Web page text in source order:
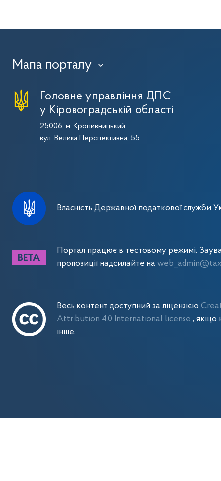
Мапа порталу ›
Головне управління ДПС
у Кіровоградській області
25006, м. Кропивницький,
вул. Велика Перспективна, 55
Власність Державної податкової служби
Портал працює в тестовому режимі.
пропозиції надсилайте на
Весь контент доступний за ліцензією
Attribution 4.0 International license , якщо
інше.